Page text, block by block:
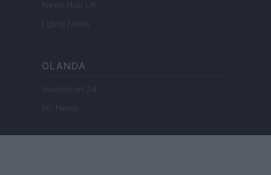
News Hub UK
Lgbtq News
OLANDA
Investeren 24
NL Newz